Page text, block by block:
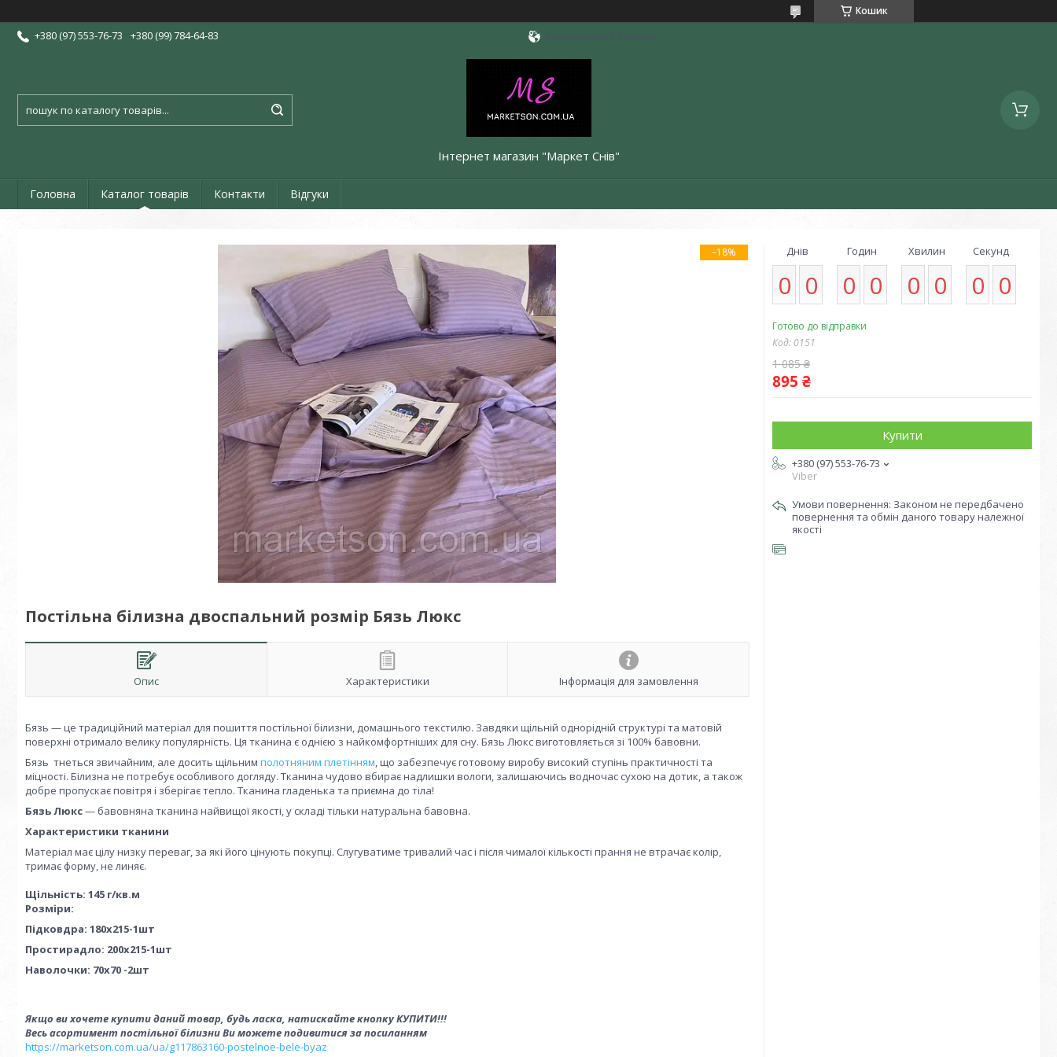
Кошик
+380 (97) 553-76-73 +380 (99) 784-64-83
Інтернет магазин "Маркет Снів"
Головна Каталог товарів Контакти Відгуки
–18%
Постільна білизна двоспальний розмір Бязь Люкс
Опис Характеристики Інформація для замовлення
Бязь — це традиційний матеріал для пошиття постільної білизни, домашнього текстилю. Завдяки щільній однорідній структурі та матовій
поверхні отримало велику популярність. Ця тканина є однією з найкомфортніших для сну. Бязь Люкс виготовляється зі 100% бавовни.
Бязь тнеться звичайним, але досить щільним полотняним плетінням, що забезпечує готовому виробу високий ступінь практичності та
міцності. Білизна не потребує особливого догляду. Тканина чудово вбирає надлишки вологи, залишаючись водночас сухою на дотик, а також
добре пропускає повітря і зберігає тепло. Тканина гладенька та приємна до тіла!
Бязь Люкс— бавовняна тканина найвищої якості, у складі тільки натуральна бавовна.
Характеристики тканини
Матеріал має цілу низку переваг, за які його цінують покупці. Слугуватиме тривалий час і після чималої кількості прання не втрачає колір,
тримає форму, не линяє.
Щільність: 145 г/кв.м
Розміри:
Підковдра: 180х215-1шт
Простирадло: 200х215-1шт
Наволочки: 70х70 -2шт
Якщо ви хочете купити даний товар, будь ласка, натискайте кнопку КУПИТИ!!!
Весь асортимент постільної білизни Ви можете подивитися за посиланням
https://marketson.com.ua/ua/g117863160-postelnoe-bele-byaz
Днів
0 0
Годин
0 0
Хвилин
0 0
Секунд
0 0
Готово до відправки
Код: 0151
1 085 ₴
895 ₴
Купити
+380 (97) 553-76-73
Viber
Законом не передбачено
повернення та обмін даного товару належної
якості